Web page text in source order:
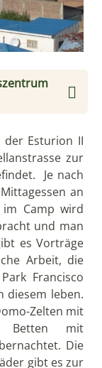
der Esturion II
zur
Je nach
an
Camp wird
und man
es Vorträge
Arbeit, die
Francisco
diesem leben.
Zelten mit
Betten mit
Die
gibt es zur